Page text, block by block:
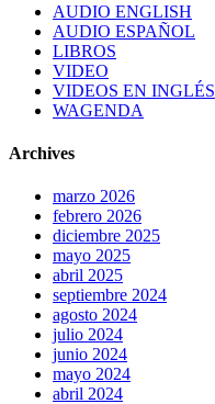
AUDIO ENGLISH
AUDIO ESPAÑOL
LIBROS
VIDEO
VIDEOS EN INGLÉS
WAGENDA
Archives
marzo 2026
febrero 2026
diciembre 2025
mayo 2025
abril 2025
septiembre 2024
agosto 2024
julio 2024
junio 2024
mayo 2024
abril 2024